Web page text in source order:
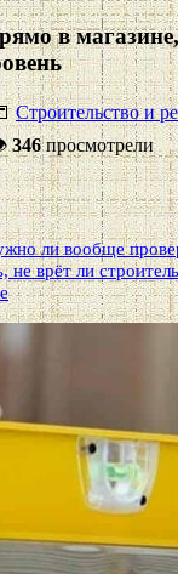
в
Строительство и
346просмотрели
ли вообще
не врёт ли